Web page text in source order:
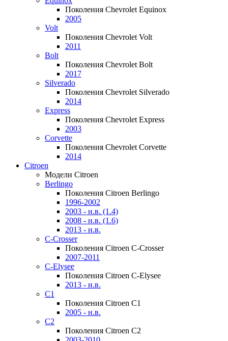
Поколения Chevrolet Equinox
2005
Volt
Поколения Chevrolet Volt
2011
Bolt
Поколения Chevrolet Bolt
2017
Silverado
Поколения Chevrolet Silverado
2014
Express
Поколения Chevrolet Express
2003
Corvette
Поколения Chevrolet Corvette
2014
Citroen
Модели Citroen
Berlingo
Поколения Citroen Berlingo
1996-2002
2003 - н.в. (1.4)
2008 - н.в. (1.6)
2013 - н.в.
C-Crosser
Поколения Citroen C-Crosser
2007-2011
C-Elysee
Поколения Citroen C-Elysee
2013 - н.в.
C1
Поколения Citroen C1
2005 - н.в.
C2
Поколения Citroen C2